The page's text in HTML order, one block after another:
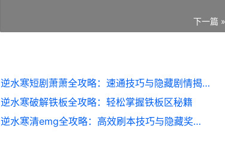
下一篇 »
逆水寒短剧萧萧全攻略：速通技巧与隐藏剧情揭秘
逆水寒破解铁板全攻略：轻松掌握铁板区秘籍
逆水寒清emg全攻略：高效刷本技巧与隐藏奖励揭秘